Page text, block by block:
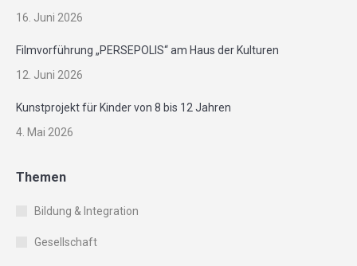
16. Juni 2026
Filmvorführung „PERSEPOLIS“ am Haus der Kulturen
12. Juni 2026
Kunstprojekt für Kinder von 8 bis 12 Jahren
4. Mai 2026
Themen
Bildung & Integration
Gesellschaft